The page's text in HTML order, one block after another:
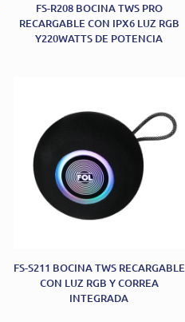
FS-R208 BOCINA TWS PRO
RECARGABLE CON IPX6 LUZ RGB
Y220WATTS DE POTENCIA
FS-S211 BOCINA TWS RECARGABLE
CON LUZ RGB Y CORREA
INTEGRADA